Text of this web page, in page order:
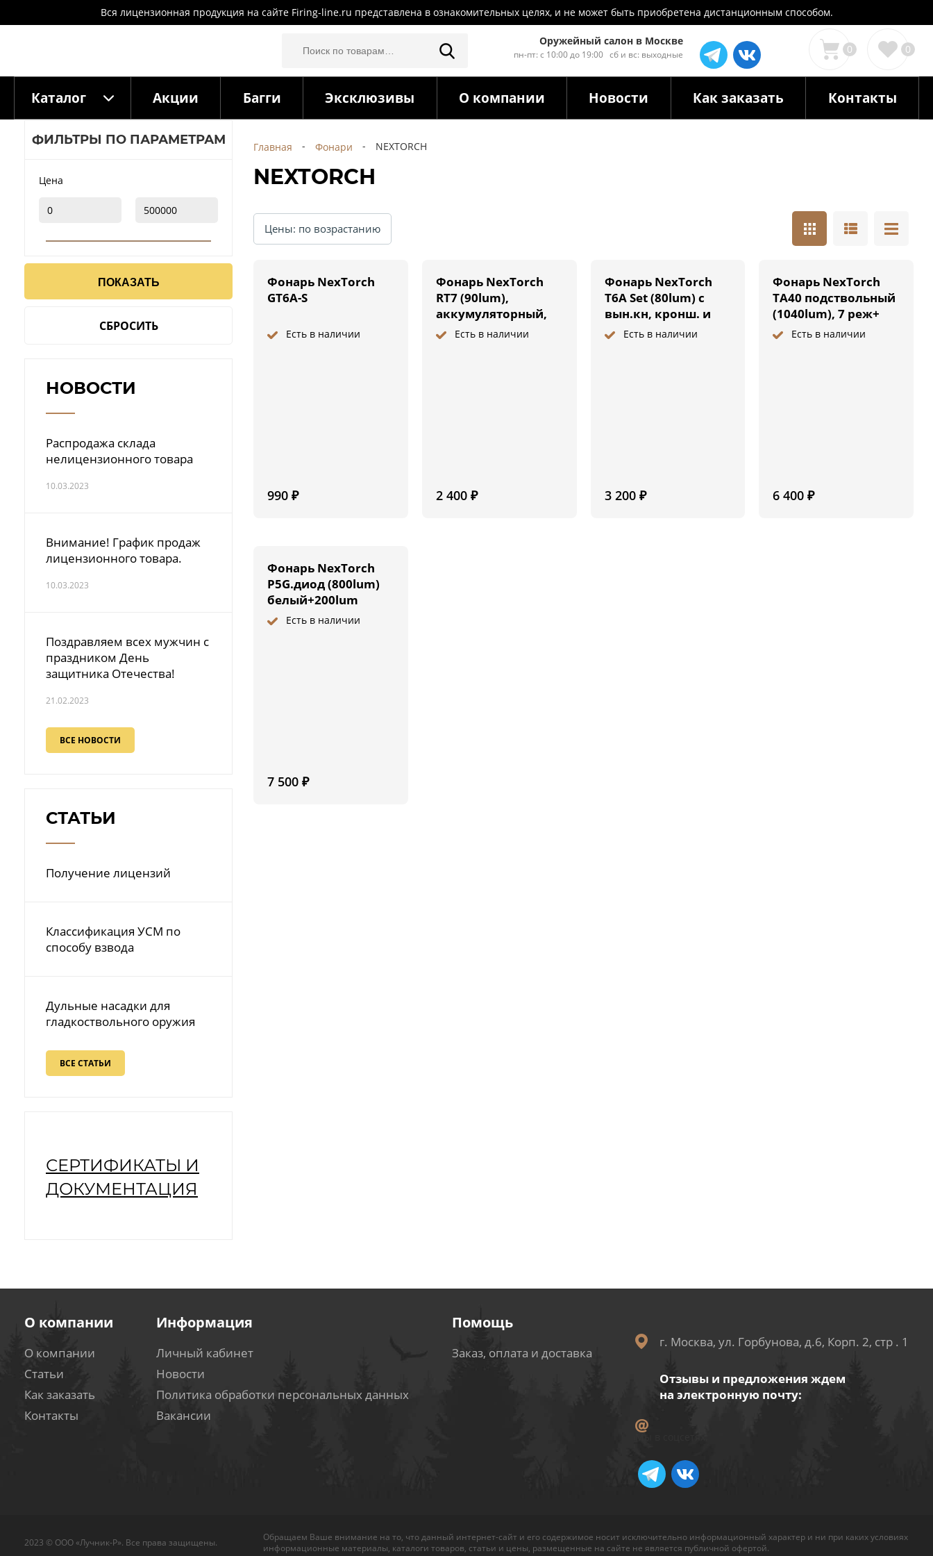
Вся лицензионная продукция на сайте Firing-line.ru представлена в ознакомительных целях, и не может быть приобретена дистанционным способом.
Оружейный салон в Москве
пн-пт: с 10:00 до 19:00 сб и вс: выходные 0 0
Каталог Акции Багги Эксклюзивы О компании Новости Как заказать Контакты
ФИЛЬТРЫ ПО ПАРАМЕТРАМ
Цена
ПОКАЗАТЬ
СБРОСИТЬ
НОВОСТИ
Распродажа склада
нелицензионного товара
10.03.2023
Внимание! График продаж
лицензионного товара.
10.03.2023
Поздравляем всех мужчин с
праздником День
защитника Отечества!
21.02.2023
ВСЕ НОВОСТИ
СТАТЬИ
Получение лицензий
Классификация УСМ по
способу взвода
Дульные насадки для
гладкоствольного оружия
ВСЕ СТАТЬИ
СЕРТИФИКАТЫ И
ДОКУМЕНТАЦИЯ
Главная Фонари NEXTORCH
NEXTORCH
Фонарь NexTorch
GT6A-S
Есть в наличии
990 ₽
Фонарь NexTorch
RT7 (90lum),
аккумуляторный,
зарядное
Есть в наличии
2 400 ₽
Фонарь NexTorch
T6A Set (80lum) с
вын.кн, кронш. и
зап.ламп.
Есть в наличии
3 200 ₽
Фонарь NexTorch
ТА40 подствольный
(1040lum), 7 реж+
клипса-
Есть в наличии
6 400₽
Фонарь NexTorch
P5G.диод (800lum)
белый+200lum
зеленый
Есть в наличии
7 500 ₽
О компании
О компании
Статьи
Как заказать
Контакты
Информация
Личный кабинет
Новости
Политика обработки персональных данных
Вакансии
Помощь
Заказ, оплата и доставка
г. Москва, ул. Горбунова, д.6, Корп. 2, стр . 1
Отзывы и предложения ждем
на электронную почту:
Мы в соцсетях:
2023 © ООО «Лучник-Р». Все права защищены.
Обращаем Ваше внимание на то, что данный интернет-сайт и его содержимое носит исключительно информационный характер и ни при каких условиях
информационные материалы, каталоги товаров, статьи и цены, размещенные на сайте не является публичной офертой.